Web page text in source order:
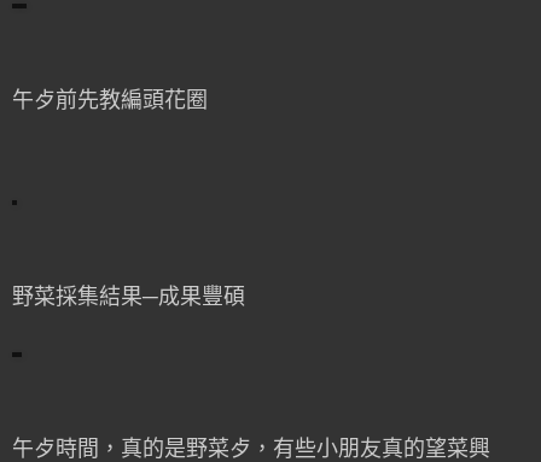
午歺前先教編頭花圈
野菜採集結果─成果豐碩
午歺時間，真的是野菜歺，有些小朋友真的望菜興